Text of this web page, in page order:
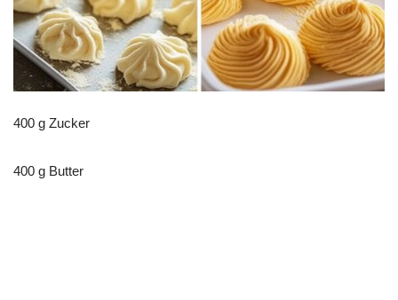
400 g Zucker
400 g Butter